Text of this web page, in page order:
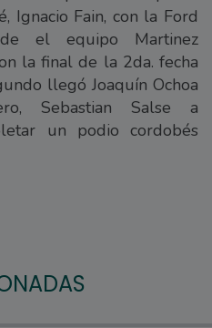
Ignacio Fain, con la Ford
el equipo Martinez
la final de la 2da. fecha
llegó Joaquín Ochoa
Sebastian Salse a
un podio cordobés